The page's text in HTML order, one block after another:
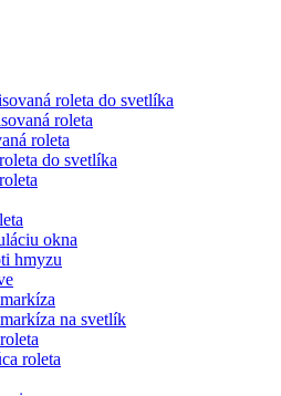
roleta do svetlíka
roleta
roleta
do svetlíka
okna
hmyzu
na svetlík
roleta